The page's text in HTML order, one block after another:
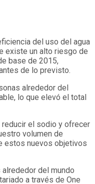
del uso del agua
existe un alto riesgo de
base de 2015,
de lo previsto.
alrededor del
lo que elevó el total
el sodio y ofrecer
volumen de
estos nuevos objetivos
del mundo
a través de One